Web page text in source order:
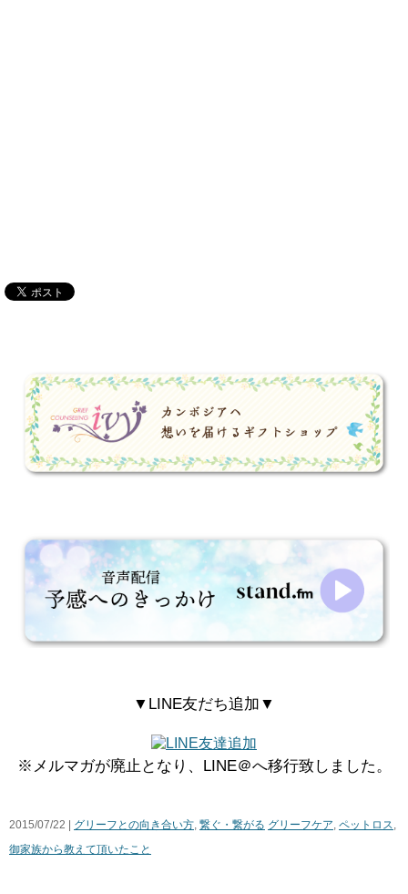
▼LINE友だち追加▼
※メルマガが廃止となり、LINE＠へ移行致しました。
2015/07/22 | グリーフとの向き合い方, 繋ぐ・繋がる グリーフケア, ペットロス,
御家族から教えて頂いたこと